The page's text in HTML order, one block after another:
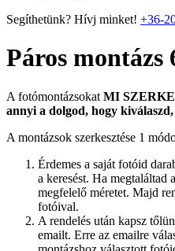
Segíthetünk? Hívj minket! +36-
Páros montázs
A fotómontázsokat MI
annyi a dolgod, hogy
A montázsok szerkesztése 1
Érdemes a saját fotóid
a keresést. Ha megtaláltad
megfelelő méretet. Majd
fotóival.
A rendelés után kapsz
emailt. Erre az emailre